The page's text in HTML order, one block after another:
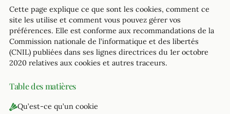
Cette page explique ce que sont les cookies, comment ce
site les utilise et comment vous pouvez gérer vos
préférences. Elle est conforme aux recommandations de la
Commission nationale de l’informatique et des libertés
(CNIL) publiées dans ses lignes directrices du 1er octobre
2020 relatives aux cookies et autres traceurs.
Table des matières
Qu’est-ce qu’un cookie